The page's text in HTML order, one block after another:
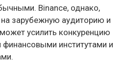
Binance, однако,
зарубежную аудиторию и
усилить конкуренцию
институтами и